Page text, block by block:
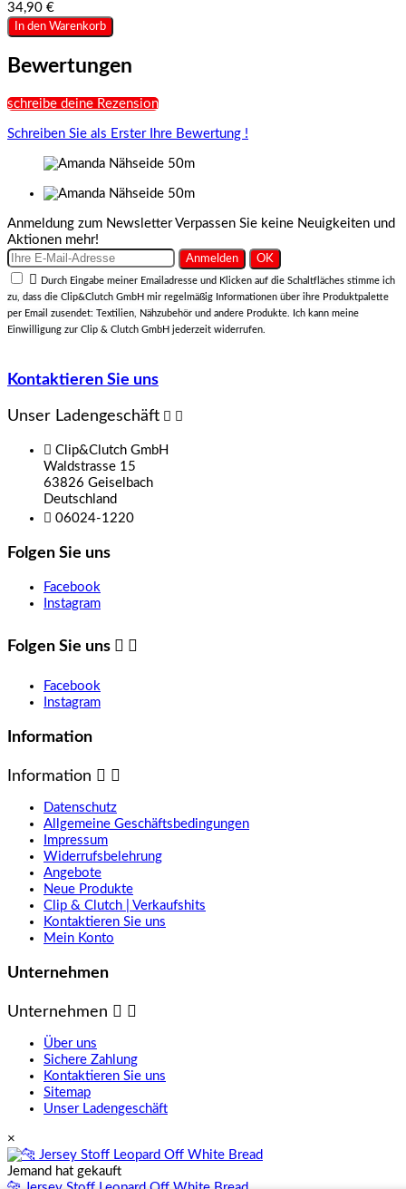
34,90 €
In den Warenkorb
Bewertungen
schreibe deine Rezension
Schreiben Sie als Erster Ihre Bewertung !
Anmeldung zum Newsletter Verpassen Sie keine Neuigkeiten und
Aktionen mehr!
Durch Eingabe meiner Emailadresse und Klicken auf die Schaltfläches stimme ich
zu, dass die Clip&Clutch GmbH mir regelmäßig Informationen über ihre Produktpalette
per Email zusendet: Textilien, Nähzubehör und andere Produkte. Ich kann meine
Einwilligung zur Clip & Clutch GmbH jederzeit widerrufen.
Kontaktieren Sie uns
Unser Ladengeschäft
Clip&Clutch GmbH
Waldstrasse 15
63826 Geiselbach
Deutschland
06024-1220
Folgen Sie uns
Facebook
Instagram
Folgen Sie uns  
Facebook
Instagram
Information
Information  
Datenschutz
Allgemeine Geschäftsbedingungen
Impressum
Widerrufsbelehrung
Angebote
Neue Produkte
Clip & Clutch | Verkaufshits
Kontaktieren Sie uns
Mein Konto
Unternehmen
Unternehmen  
Über uns
Sichere Zahlung
Kontaktieren Sie uns
Sitemap
Unser Ladengeschäft
×
Jemand hat gekauft